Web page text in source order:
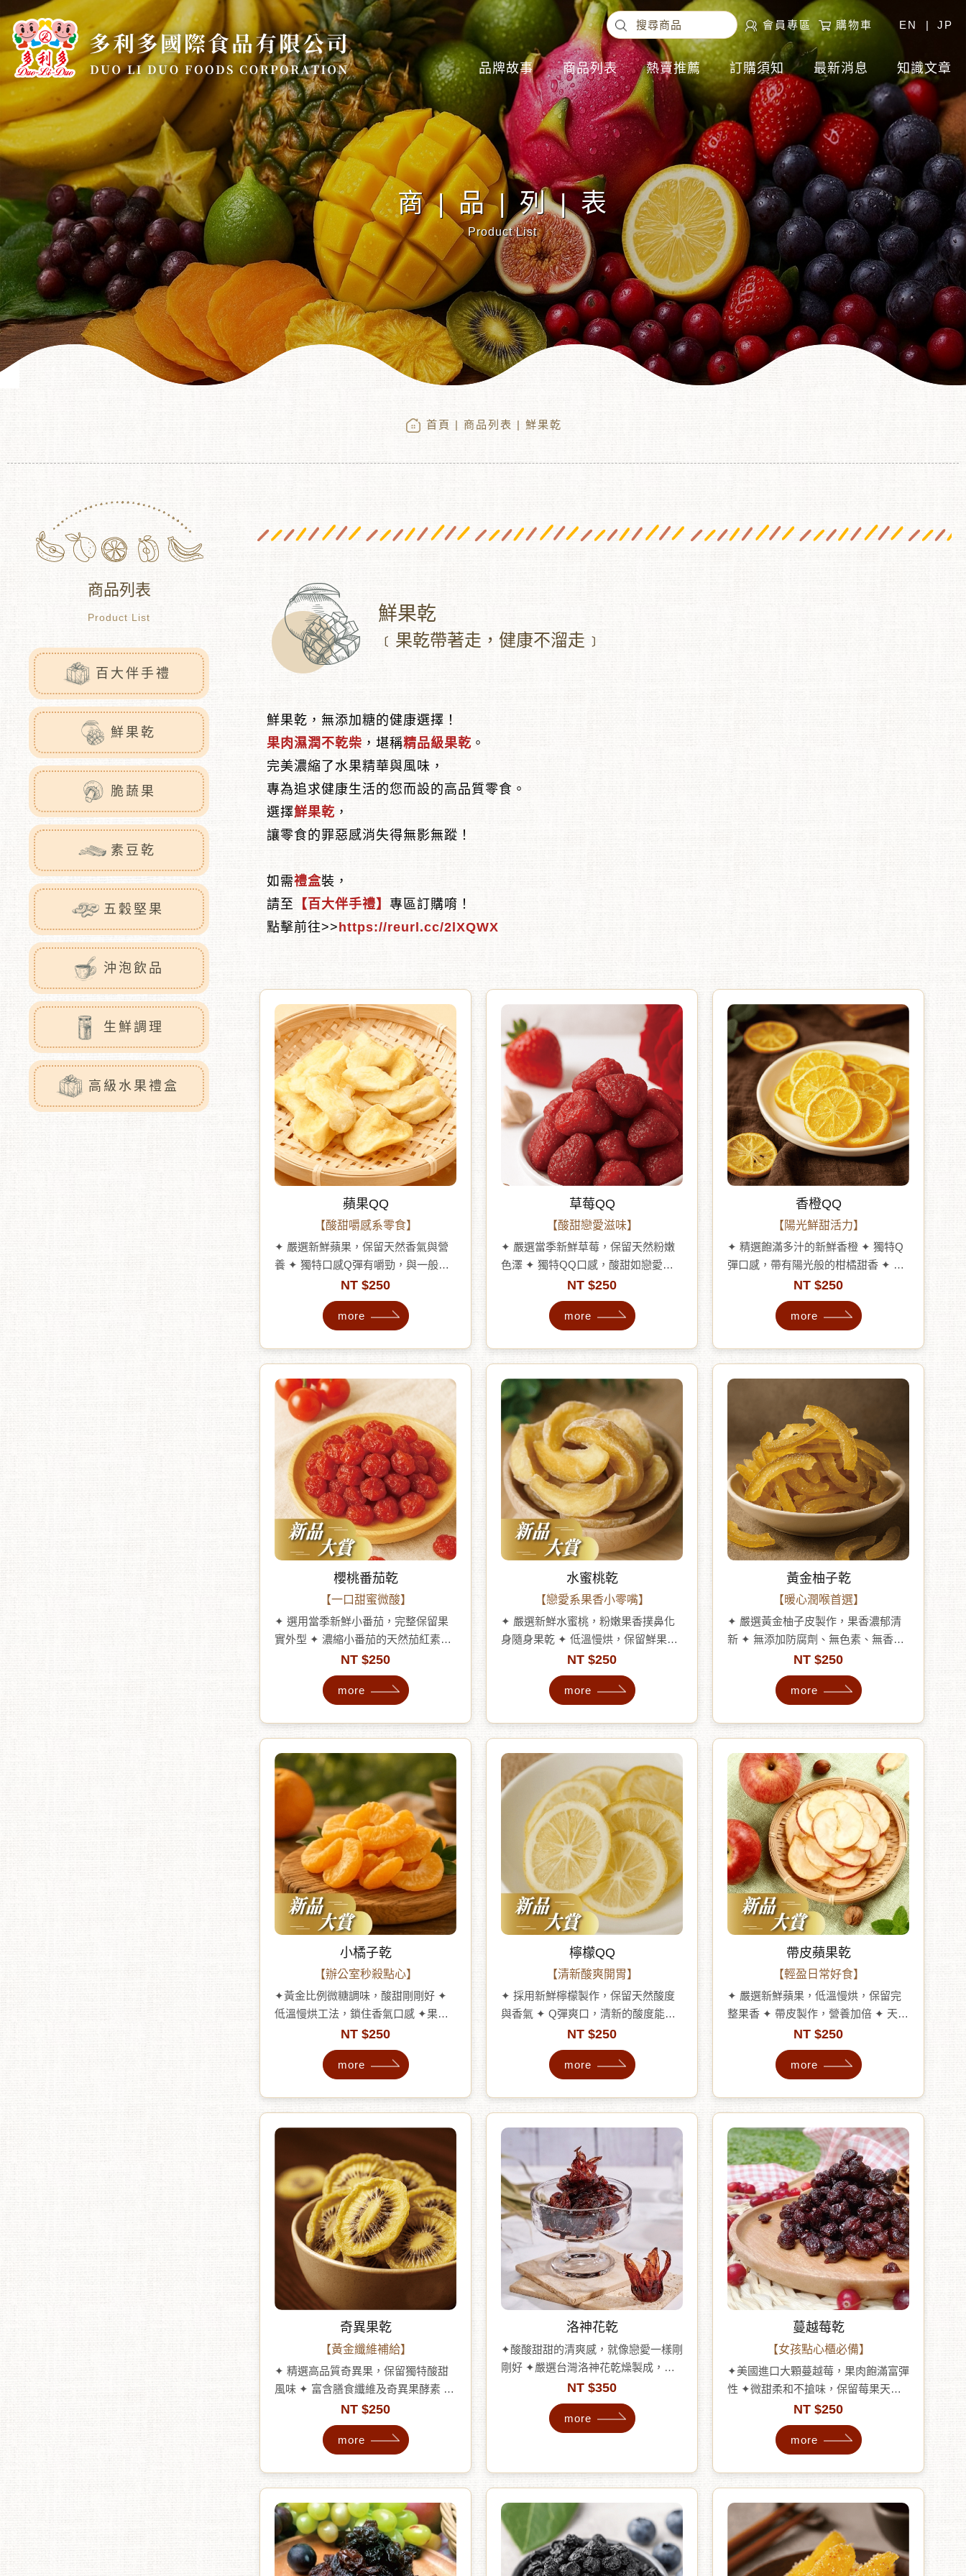
會員專區 購物車 EN | JP
品牌故事 商品列表 熱賣推薦 訂購須知 最新消息 知識文章
商|品|列|表
Product List
首頁 | 商品列表 | 鮮果乾
商品列表
Product List
百大伴手禮
鮮果乾
脆蔬果
素豆乾
五穀堅果
沖泡飲品
生鮮調理
高級水果禮盒
鮮果乾
﹝果乾帶著走，健康不溜走﹞
鮮果乾，無添加糖的健康選擇！
果肉濕潤不乾柴，堪稱精品級果乾 。
完美濃縮了水果精華與風味，
專為追求健康生活的您而設的高品質零食。
選擇鮮果乾 ，
讓零食的罪惡感消失得無影無蹤！
如需禮盒裝，
請至 【百大伴手禮】 專區訂購唷！
點擊前往>> https://reurl.cc/2lXQWX
蘋果QQ
【酸甜嚼感系零食】
✦ 嚴選新鮮蘋果，保留天然香氣與營
養 ✦ 獨特口感Q彈有嚼勁，與一般蘋
負擔 ✦ 輕巧包裝，是辦公室、外出旅
NT $250
more
草莓QQ
【酸甜戀愛滋味】
✦ 嚴選當季新鮮草莓，保留天然粉嫩
色澤 ✦ 獨特QQ口感，酸甜如戀愛般
滋味 ✦ 可直接食用，或加入優格、沙
拉增添風味 ✦ 低溫製作，保留草莓的
維生素與自然成分 ✦ 無添加防腐劑、
NT $250
more
香橙QQ
【陽光鮮甜活力】
✦ 精選飽滿多汁的新鮮香橙 ✦ 獨特Q
彈口感，帶有陽光般的柑橘甜香 ✦ 可
作為下午茶點心，或加入氣泡水增添
層次 ✦ 無添加防腐劑、無色素、無香
NT $250
more
櫻桃番茄乾
【一口甜蜜微酸】
✦ 選用當季新鮮小番茄，完整保留果
實外型 ✦ 濃縮小番茄的天然茄紅素與
維生素 ✦ 滋味甜蜜帶有微酸，口感Q
韌有彈性 ✦ 可直接當零食，或用於沙
拉、義大利麵等料理 ✦ 無添加防腐
NT $250
more
水蜜桃乾
【戀愛系果香小零嘴】
✦ 嚴選新鮮水蜜桃，粉嫩果香撲鼻化
身隨身果乾 ✦ 低溫慢烘，保留鮮果的
酸甜滋味 ✦ 每一口都像初戀般清新甜
美 ✦ 清爽咬感，忍不住一口接一口 ✦
獨享、分享兩相宜，甜蜜隨時在線 ✦
NT $250
more
黃金柚子乾
【暖心潤喉首選】
✦ 嚴選黃金柚子皮製作，果香濃郁清
新 ✦ 無添加防腐劑、無色素、無香精
✦ 獨家烘製工藝，去苦留甘，溫潤順
口 ✦ 可含著吃或沖泡熱水成柚子茶 ✦
天然香氣宜人，帶來極致味蕾享受
NT $250
more
小橘子乾
【辦公室秒殺點心】
✦黃金比例微糖調味，酸甜剛剛好 ✦
低溫慢烘工法，鎖住香氣口感 ✦果瓣
晶瑩剔透，色澤宛如琥珀 ✦入口先酸
後甜，尾韻回甘 ✦單吃或入茶甜點，
多樣創意美味
NT $250
more
檸檬QQ
【清新酸爽開胃】
✦ 採用新鮮檸檬製作，保留天然酸度
與香氣 ✦ Q彈爽口，清新的酸度能有
效解膩 ✦ 富含維生素C，是夏日消
暑、冬日暖胃的美味點心 ✦ 無添加防
腐劑、無色素、無香精
NT $250
more
帶皮蘋果乾
【輕盈日常好食】
✦ 嚴選新鮮蘋果，低溫慢烘，保留完
整果香 ✦ 帶皮製作，營養加倍 ✦ 天然
甘甜微酸，口感清爽不膩 ✦ 每片果乾
都濃縮一整顆蘋果的營養 ✦ 在地小農
栽種，友善環境，安心支持永續 ✦ 無
NT $250
more
奇異果乾
【黃金纖維補給】
✦ 精選高品質奇異果，保留獨特酸甜
風味 ✦ 富含膳食纖維及奇異果酵素 ✦
低溫烘烤，口感柔韌有嚼勁 ✦ 無添加
防腐劑、無色素、無香精 ✦ 享受天然
的健康補給
NT $250
more
洛神花乾
✦酸酸甜甜的清爽感，就像戀愛一樣剛
剛好 ✦嚴選台灣洛神花乾燥製成，果
酸清新、香氣馥郁 ✦自然紅潤色澤富
含花青素，吃果乾成為日常 ✦適合飯
後去膩、下午茶提神、女孩日常的美
NT $350
more
蔓越莓乾
【女孩點心櫃必備】
✦美國進口大顆蔓越莓，果肉飽滿富彈
性 ✦微甜柔和不搶味，保留莓果天然
酸香 ✦花青素與植化素，營養輕盈更
添美感 ✦是女性族群喜愛的日常果系
小零嘴 ✦搭配堅果優格沙拉，生活感
NT $250
more